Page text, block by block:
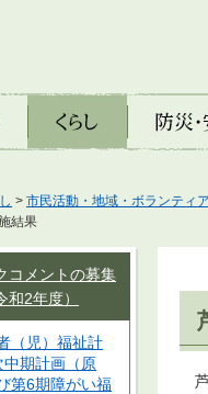
くらし 防災・安全
> 市民活動・地域・ボランティア
結果
コメントの募集
和2年度）
（児）福祉計
中期計画（原
第6期障がい福
芦